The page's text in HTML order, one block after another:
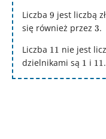
Liczba 9
9 jest liczbą
się również przez 3
3.
Liczba 11
11 nie jest
dzielnikami są 11 i 11
11.